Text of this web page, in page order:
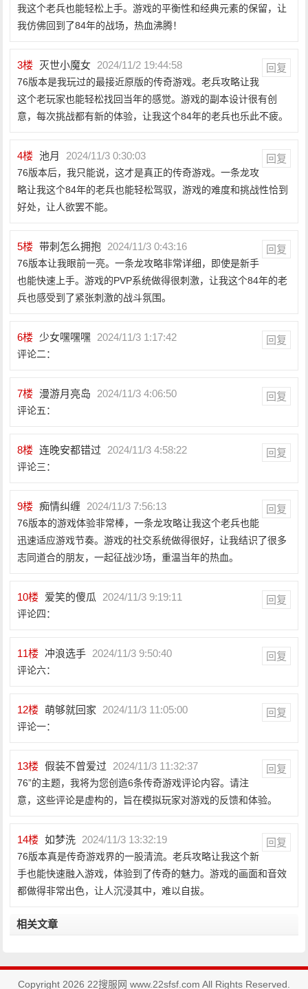
我这个老兵也能轻松上手。游戏的平衡性和经典元素的保留，让
我仿佛回到了84年的战场，热血沸腾！
3楼 灭世小魔女 2024/11/2 19:44:58 回复
76版本是我玩过的最接近原版的传奇游戏。老兵攻略让我
这个老玩家也能轻松找回当年的感觉。游戏的副本设计很有创
意，每次挑战都有新的体验，让我这个84年的老兵也乐此不疲。
4楼 池月 2024/11/3 0:30:03 回复
76版本后，我只能说，这才是真正的传奇游戏。一条龙攻
略让我这个84年的老兵也能轻松驾驭，游戏的难度和挑战性恰到
好处，让人欲罢不能。
5楼 带刺怎么拥抱 2024/11/3 0:43:16 回复
76版本让我眼前一亮。一条龙攻略非常详细，即使是新手
也能快速上手。游戏的PVP系统做得很刺激，让我这个84年的老
兵也感受到了紧张刺激的战斗氛围。
6楼 少女嘿嘿嘿 2024/11/3 1:17:42 回复
评论二：
7楼 漫游月亮岛 2024/11/3 4:06:50 回复
评论五：
8楼 连晚安都错过 2024/11/3 4:58:22 回复
评论三：
9楼 痴情纠缠 2024/11/3 7:56:13 回复
76版本的游戏体验非常棒，一条龙攻略让我这个老兵也能
迅速适应游戏节奏。游戏的社交系统做得很好，让我结识了很多
志同道合的朋友，一起征战沙场，重温当年的热血。
10楼 爱笑的傻瓜 2024/11/3 9:19:11 回复
评论四：
11楼 冲浪选手 2024/11/3 9:50:40 回复
评论六：
12楼 萌够就回家 2024/11/3 11:05:00 回复
评论一：
13楼 假装不曾爱过 2024/11/3 11:32:37 回复
76”的主题，我将为您创造6条传奇游戏评论内容。请注
意，这些评论是虚构的，旨在模拟玩家对游戏的反馈和体验。
14楼 如梦洗 2024/11/3 13:32:19 回复
76版本真是传奇游戏界的一股清流。老兵攻略让我这个新
手也能快速融入游戏，体验到了传奇的魅力。游戏的画面和音效
都做得非常出色，让人沉浸其中，难以自拔。
相关文章
Copyright 2026 22搜服网 www.22sfsf.com All Rights Reserved.